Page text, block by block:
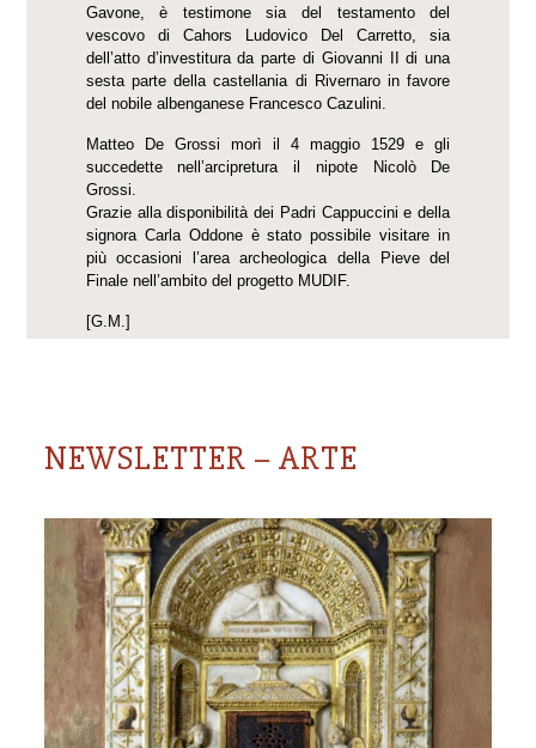
Gavone, è testimone sia del testamento del
vescovo di Cahors Ludovico Del Carretto, sia
dell’atto d’investitura da parte di Giovanni II di una
sesta parte della castellania di Rivernaro in favore
del nobile albenganese Francesco Cazulini.
Matteo De Grossi morì il 4 maggio 1529 e gli
succedette nell’arcipretura il nipote Nicolò De
Grossi.
Grazie alla disponibilità dei Padri Cappuccini e della
signora Carla Oddone è stato possibile visitare in
più occasioni l’area archeologica della Pieve del
Finale nell’ambito del progetto MUDIF.
[G.M.]
NEWSLETTER – ARTE